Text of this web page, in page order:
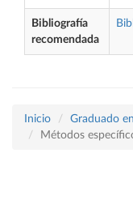
Bibliografía
recomendada
Inicio Graduado
Métodos